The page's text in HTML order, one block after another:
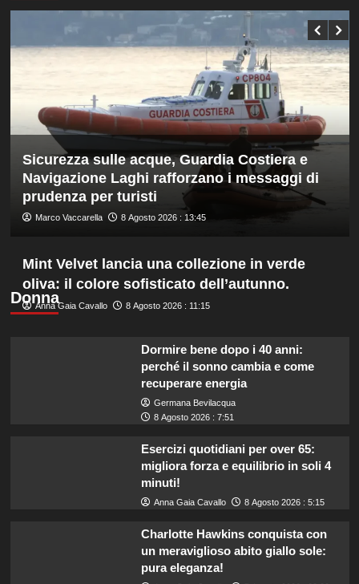
ecco
di
vice,
Oriali
torna
manager,
Bonucci
tra
collaboratori
Sicurezza sulle acque, Guardia Costiera e
Navigazione Laghi rafforzano i messaggi di
prudenza per turisti
Marco Vaccarella 8 Agosto 2026 : 13:45
Donna
Mint Velvet lancia una collezione in verde
oliva: il colore sofisticato dell’autunno.
Anna Gaia Cavallo 8 Agosto 2026 : 11:15
Dormire bene dopo i 40 anni:
perché il sonno cambia e come
recuperare energia
Germana Bevilacqua
8 Agosto 2026 : 7:51
Esercizi quotidiani per over 65:
migliora forza e equilibrio in soli 4
minuti!
Anna Gaia Cavallo 8 Agosto 2026 : 5:15
Charlotte Hawkins conquista con
un meraviglioso abito giallo sole:
pura eleganza!